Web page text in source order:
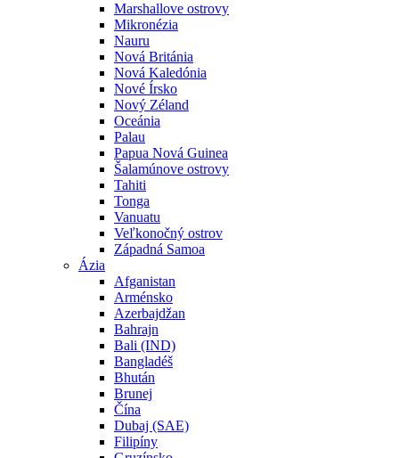
Marshallove ostrovy
Mikronézia
Nauru
Nová Británia
Nová Kaledónia
Nové Írsko
Nový Zéland
Oceánia
Palau
Papua Nová Guinea
Šalamúnove ostrovy
Tahiti
Tonga
Vanuatu
Veľkonočný ostrov
Západná Samoa
Ázia
Afganistan
Arménsko
Azerbajdžan
Bahrajn
Bali (IND)
Bangladéš
Bhután
Brunej
Čína
Dubaj (SAE)
Filipíny